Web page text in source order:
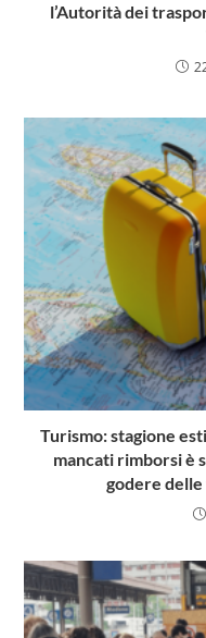
l’Autorità dei
Turismo: stagione
mancati rimborsi è
godere